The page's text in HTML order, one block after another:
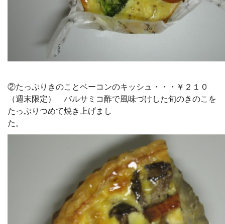
②たっぷりきのことベーコンのキッシュ・・・￥２１０
（週末限定） バルサミコ酢で風味づけした旬のきのこを
たっぷりつめて焼き上げまし